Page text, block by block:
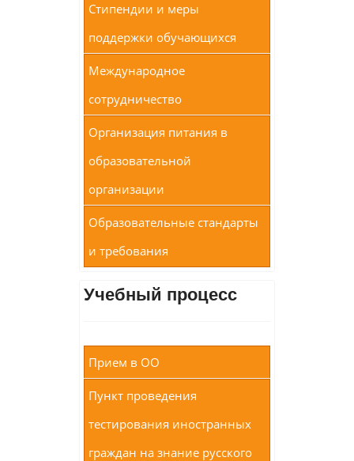
Стипендии и меры
поддержки обучающихся
Международное
сотрудничество
Организация питания в
образовательной
организации
Образовательные стандарты
и требования
Учебный процесс
Прием в ОО
Пункт проведения
тестирования иностранных
граждан на знание русского